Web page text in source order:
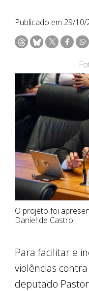
Publicado em 29/
O projeto foi
Daniel de Castro
Para facilitar e
violências
deputado